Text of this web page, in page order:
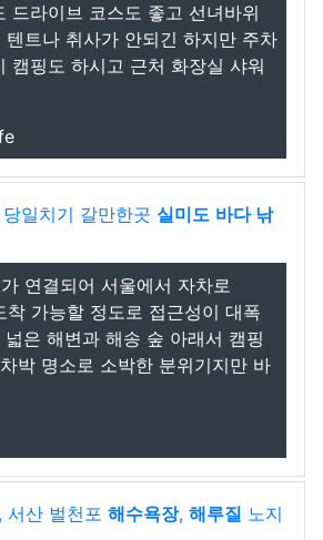
드라이브 코스도 좋고 선녀바위
트나 취사가 안되긴 하지만 주차
캠핑도 하시고 근처 화장실 샤워
일치기 갈만한곳 실미도 바다 낚
연결되어 서울에서 자차로
착 가능할 정도로 접근성이 대폭
은 해변과 해송 숲 아래서 캠핑
박 명소로 소박한 분위기지만 바
서산 벌천포 해수욕장, 해루질 노지